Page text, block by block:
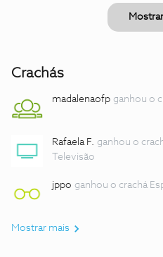
Crachás
madalenaofp ganhou o
Rafaela F. ganhou o
Televisão
jppo ganhou o crachá
Mostrar mais